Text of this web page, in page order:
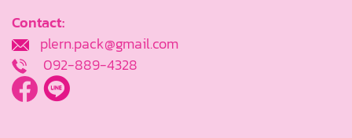
Contact:
plern.pack@gmail.com
092-889-4328